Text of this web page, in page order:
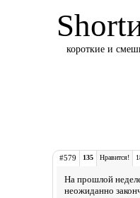
короткие и
#579 135 Нравится!
На прошлой
неожиданно